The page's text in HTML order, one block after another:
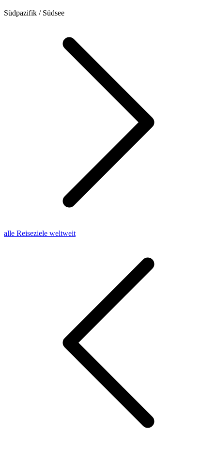
Südpazifik / Südsee
alle Reiseziele weltweit